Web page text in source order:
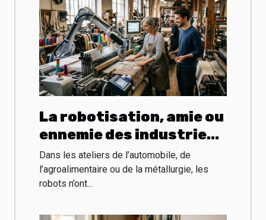
La robotisation, amie ou
ennemie des industries
historiques françaises
?
Dans les ateliers de l’automobile, de
l’agroalimentaire ou de la métallurgie, les
robots n’ont...